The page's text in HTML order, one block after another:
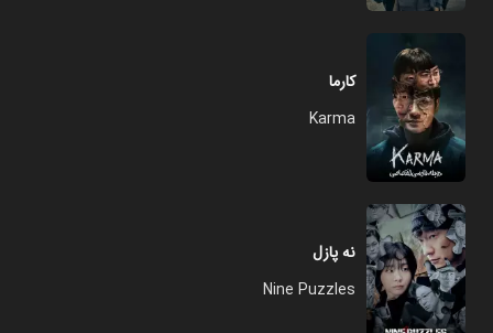
کارما
Karma
نه پازل
Nine Puzzles